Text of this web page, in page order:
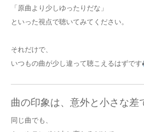
「原曲より少しゆったりだな」
といった視点で聴いてみてください。
それだけで、
いつもの曲が少し違って聴こえるはずです
曲の印象は、意外と小さな差
同じ曲でも、